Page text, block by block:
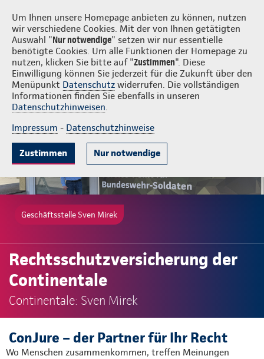
Um Ihnen unsere Homepage anbieten zu können, nutzen
wir verschiedene Cookies. Mit der von Ihnen getätigten
Auswahl "Nur notwendige" setzen wir nur essentielle
benötigte Cookies. Um alle Funktionen der Homepage zu
nutzen, klicken Sie bitte auf "Zustimmen". Diese
Einwilligung können Sie jederzeit für die Zukunft über den
Menüpunkt Datenschutz widerrufen. Die vollständigen
Informationen finden Sie ebenfalls in unseren
Datenschutzhinweisen.
Impressum - Datenschutzhinweise
Zustimmen Nur notwendige
Sven Mirek Login
Gute Gründe Tarife & Leistungen Wissenswertes Beratung &
Geschäftsstelle Sven Mirek
Rechtsschutzversicherung der
Continentale
Continentale: Sven Mirek
ConJure – der Partner für Ihr Recht
Wo Menschen zusammenkommen, treffen Meinungen